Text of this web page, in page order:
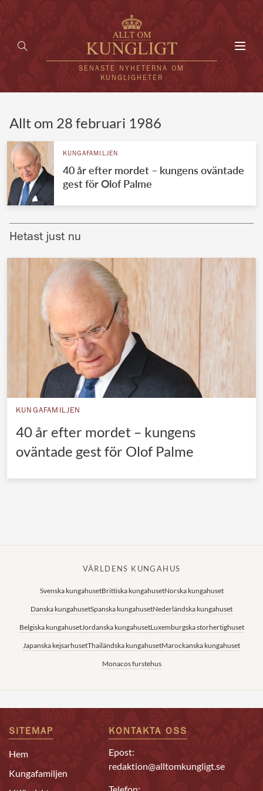
SENASTE NYHETERNA OM
KUNGLIGHETER
UTLÄNDSKT
VÄRLDENS KUNGAHUS
Brittiska kungahuset
Norska kungahuset
Danska kungahuset
Spanska kungahuset
Nederländska kungahuset
Belgiska kungahuset
Jordanska kungahuset
Luxemburgska storhertighuset
Japanska kejsarhuset
Thailändska kungahuset
Allt om 28 februari 1986
KUNGAFAMILJEN
40 år efter mordet – kungens oväntade
gest för Olof Palme
Hetast just nu
KUNGAFAMILJEN
40 år efter mordet – kungens
oväntade gest för Olof Palme
VÄRLDENS KUNGAHUS
Svenska kungahusetBrittiska kungahusetNorska kungahuset
Danska kungahusetSpanska kungahusetNederländska kungahuset
Belgiska kungahusetJordanska kungahusetLuxemburgska storhertighuset
Japanska kejsarhusetThailändska kungahusetMarockanska kungahuset
Monacos furstehus
SITEMAP
Hem
Kungafamiljen
KONTAKTA OSS
Epost:
redaktion@alltomkungligt.se